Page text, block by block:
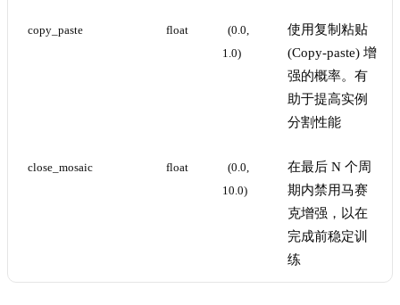
copy_paste float
(0.0,
1.0)
使用复制粘贴
(Copy-paste) 增
强的概率。有
助于提高实例
分割性能
close_mosaic float
(0.0,
10.0)
在最后 N 个周
期内禁用马赛
克增强，以在
完成前稳定训
练